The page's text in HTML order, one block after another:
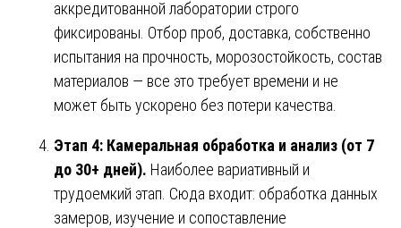
аккредитованной лаборатории строго
фиксированы. Отбор проб, доставка, собственно
испытания на прочность, морозостойкость, состав
материалов — все это требует времени и не
может быть ускорено без потери качества.
Этап 4: Камеральная обработка и анализ (от 7
до 30+ дней). Наиболее вариативный и
трудоемкий этап. Сюда входит: обработка данных
замеров, изучение и сопоставление